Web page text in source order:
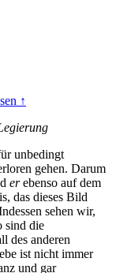
↑
unbedingt
gehen. Darum
erebenso auf dem
das dieses Bild
sehen wir,
sind die
des anderen
ist nicht immer
und gar